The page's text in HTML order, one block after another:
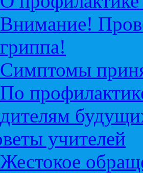
Внимание!
гриппа!
Симптомы
По
учителей
Жестокое